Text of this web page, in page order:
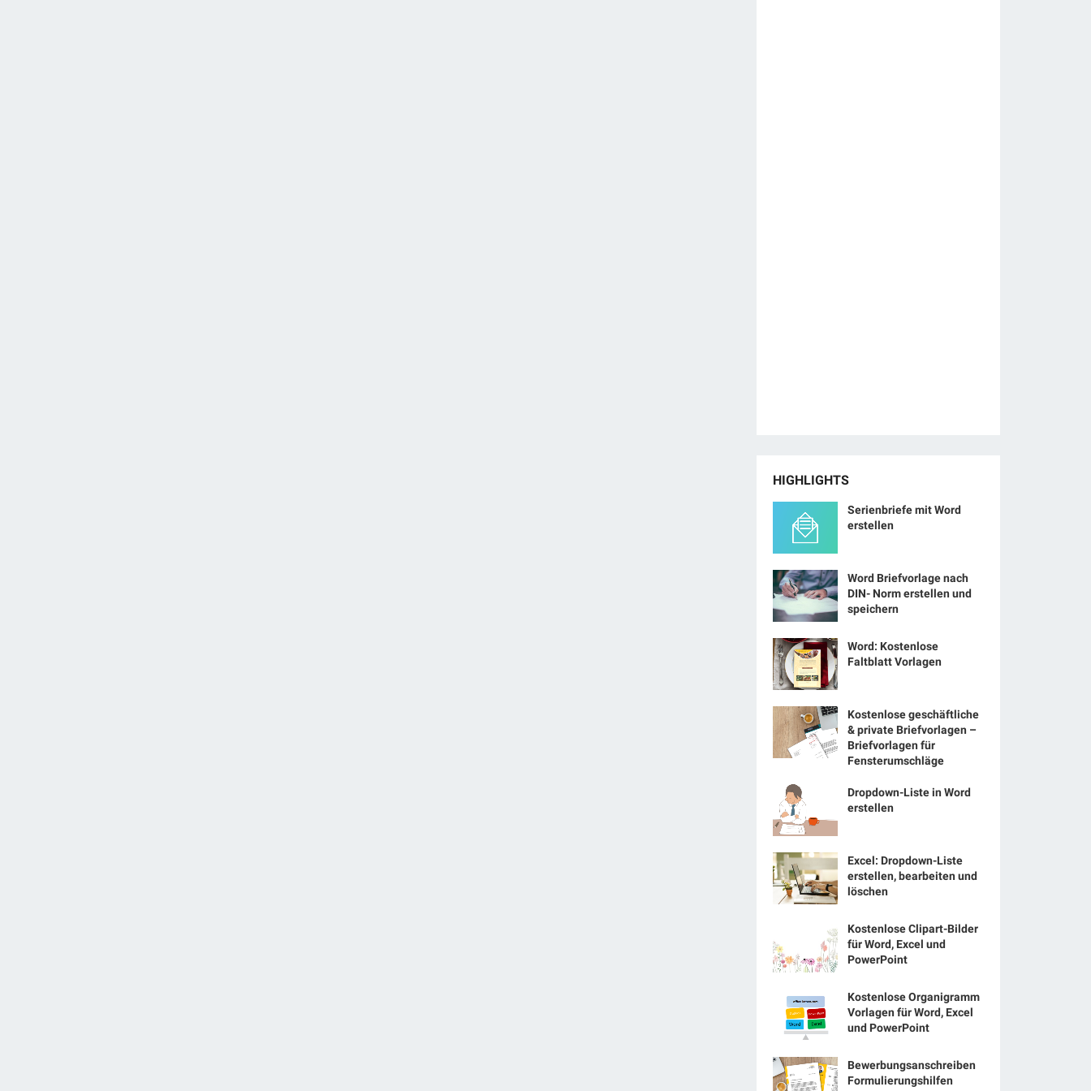
HIGHLIGHTS
Serienbriefe mit Word
erstellen
Word Briefvorlage nach
DIN- Norm erstellen und
speichern
Word: Kostenlose
Faltblatt Vorlagen
Kostenlose geschäftliche
& private Briefvorlagen –
Briefvorlagen für
Fensterumschläge
Dropdown-Liste in Word
erstellen
Excel: Dropdown-Liste
erstellen, bearbeiten und
löschen
Kostenlose Clipart-Bilder
für Word, Excel und
PowerPoint
Kostenlose Organigramm
Vorlagen für Word, Excel
und PowerPoint
Bewerbungsanschreiben
Formulierungshilfen